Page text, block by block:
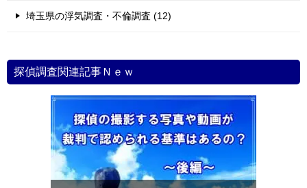
埼玉県の浮気調査・不倫調査 (12)
探偵調査関連記事Ｎｅｗ